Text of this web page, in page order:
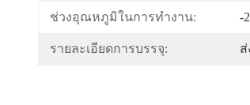
ช่วงอุณหภูมิในการทำงาน: -
รายละเอียดการบรรจุ: